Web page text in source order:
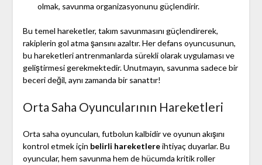
olmak, savunma organizasyonunu güçlendirir.
Bu temel hareketler, takım savunmasını güçlendirerek,
rakiplerin gol atma şansını azaltır. Her defans oyuncusunun,
bu hareketleri antrenmanlarda sürekli olarak uygulaması ve
geliştirmesi gerekmektedir. Unutmayın, savunma sadece bir
beceri değil, aynı zamanda bir sanattır!
Orta Saha Oyuncularının Hareketleri
Orta saha oyuncuları, futbolun kalbidir ve oyunun akışını
kontrol etmek için belirli hareketlereihtiyaç duyarlar. Bu
oyuncular, hem savunma hem de hücumda kritik roller